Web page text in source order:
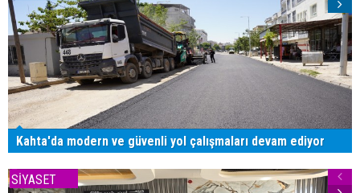
Kahta'da modern ve güvenli yol çalışmaları devam ediyor
SİYASET